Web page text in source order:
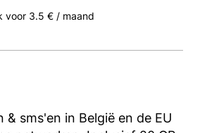
voor 3.5 € / maand
& sms'en in België en de EU